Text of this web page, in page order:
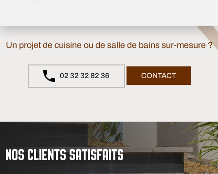
Un projet de cuisine ou de salle de bains sur-mesure ?
02 32 32 82 36 CONTACT
NOS CLIENTS SATISFAITS